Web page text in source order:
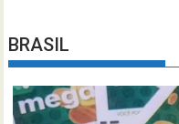
BRASIL